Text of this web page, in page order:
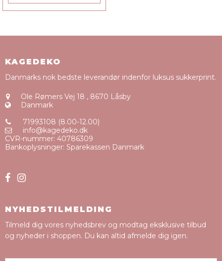
KAGEDEKO
Danmarks nok bedste leverandør indenfor luksus sukkerprint.
Ole Rømers Vej 18 , 8670 Låsby
Danmark
71993108 (8.00-12.00)
info@kagedeko.dk
CVR-nummer: 40786309
Bankoplysninger: Sparekassen Danmark
NYHEDSTILMELDING
Tilmeld dig vores nyhedsbrev og modtag eksklusive tilbud
og nyheder i shoppen. Du kan altid afmelde dig igen.